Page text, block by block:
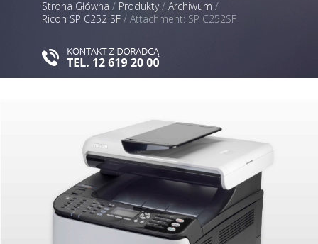
Strona Główna / Produkty/ Archiwum /
Ricoh SP C252 SF / Attachment: SP C252SF